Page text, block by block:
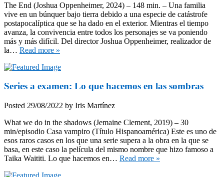
The End (Joshua Oppenheimer, 2024) – 148 min. – Una familia
vive en un búnquer bajo tierra debido a una especie de catástrofe
postapocalíptica que se ha dado en el exterior. Mientras el tiempo
avanza, la convivencia entre todos los personajes se va poniendo
más y más difícil. Del director Joshua Oppenheimer, realizador de
la… Read more »
Series a examen: Lo que hacemos en las sombras
Posted 29/08/2022 by Iris Martínez
What we do in the shadows (Jemaine Clement, 2019) – 30
min/episodio Casa vampiro (Título Hispanoamérica) Este es uno de
esos raros casos en los que una serie supera a la obra en la que se
basa, en este caso la película del mismo nombre que hizo famoso a
Taika Waititi. Lo que hacemos en… Read more »